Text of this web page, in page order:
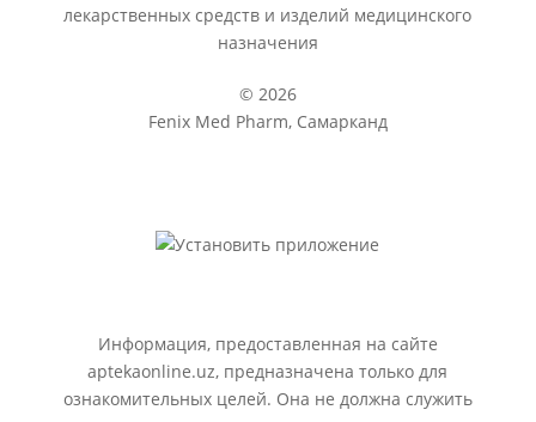
лекарственных средств и изделий медицинского
назначения
© 2026
Fenix Med Pharm, Самарканд
Информация, предоставленная на сайте
aptekaonline.uz, предназначена только для
ознакомительных целей. Она не должна служить